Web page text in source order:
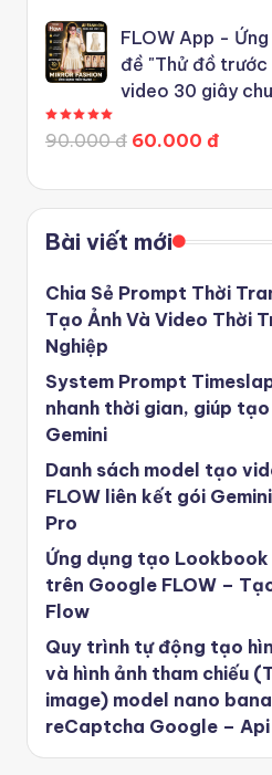
FLOW App -
đề "Thử đồ
video 30 giây
90.000 đ 60.000 đ
Bài viết mới
Chia Sẻ Prompt Thời
Tạo Ảnh Và Video Thời
Nghiệp
System Prompt
nhanh thời gian, giúp
Gemini
Danh sách model tạo
FLOW liên kết gói
Pro
Ứng dụng tạo
trên Google FLOW –
Flow
Quy trình tự động tạo
và hình ảnh tham chiếu
image) model nano
reCaptcha Google –